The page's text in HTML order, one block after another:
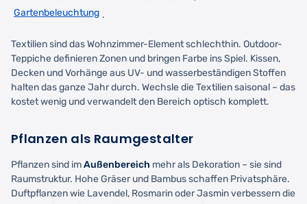
Gartenbeleuchtung .
Textilien sind das Wohnzimmer-Element schlechthin. Outdoor-
Teppiche definieren Zonen und bringen Farbe ins Spiel. Kissen,
Decken und Vorhänge aus UV- und wasserbeständigen Stoffen
halten das ganze Jahr durch. Wechsle die Textilien saisonal – das
kostet wenig und verwandelt den Bereich optisch komplett.
Pflanzen als Raumgestalter
Pflanzen sind imAußenbereich mehr als Dekoration – sie sind
Raumstruktur. Hohe Gräser und Bambus schaffen Privatsphäre.
Duftpflanzen wie Lavendel, Rosmarin oder Jasmin verbessern die